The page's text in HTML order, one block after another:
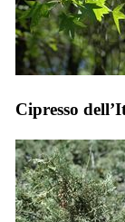
Cipresso